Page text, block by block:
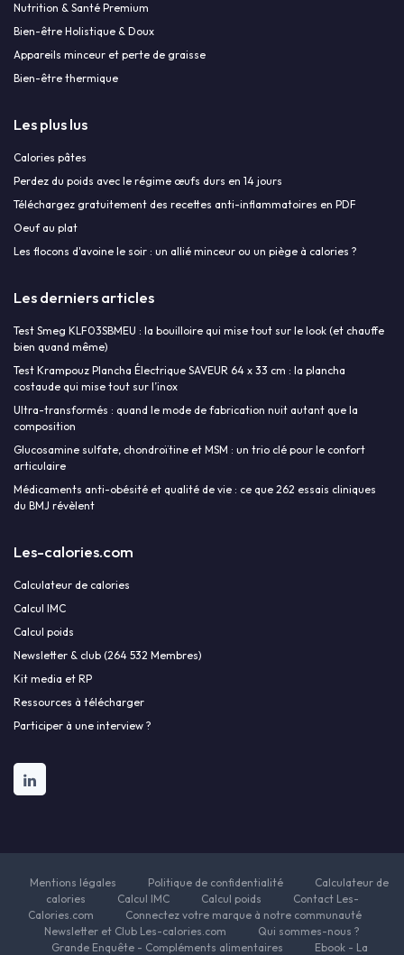
Nutrition & Santé Premium
Bien-être Holistique & Doux
Appareils minceur et perte de graisse
Bien-être thermique
Les plus lus
Calories pâtes
Perdez du poids avec le régime œufs durs en 14 jours
Téléchargez gratuitement des recettes anti-inflammatoires en PDF
Oeuf au plat
Les flocons d'avoine le soir : un allié minceur ou un piège à calories ?
Les derniers articles
Test Smeg KLF03SBMEU : la bouilloire qui mise tout sur le look (et chauffe
bien quand même)
Test Krampouz Plancha Électrique SAVEUR 64 x 33 cm : la plancha
costaude qui mise tout sur l’inox
Ultra-transformés : quand le mode de fabrication nuit autant que la
composition
Glucosamine sulfate, chondroïtine et MSM : un trio clé pour le confort
articulaire
Médicaments anti-obésité et qualité de vie : ce que 262 essais cliniques
du BMJ révèlent
Les-calories.com
Calculateur de calories
Calcul IMC
Calcul poids
Newsletter & club (264 532 Membres)
Kit media et RP
Ressources à télécharger
Participer à une interview ?
Mentions légales Politique de confidentialité
Calculateur de
calories
Calcul IMC Calcul poids
Contact Les-
Calories.com
Connectez votre marque à notre communauté
Newsletter et Club Les-calories.com
Qui sommes-nous ?
Grande Enquête - Compléments alimentaires
Ebook - La